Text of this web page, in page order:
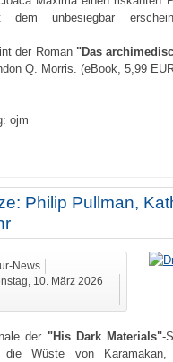
unbesiegbar
der Roman "Das
Q. Morris. (eBook, 5,99
ojm
Philip Pullman,
News
10. März 2026
der "His Dark Materials"-
Wüste von